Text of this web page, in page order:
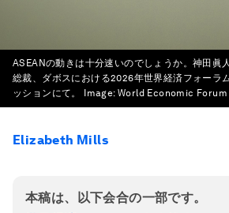
ASEANの動きは十分速いのでしょうか。神田眞
総裁、ダボスにおける2026年世界経済フォーラ
ッションにて。
Image:World Economic Forum
Elizabeth Mills
本稿は、以下会合の一部です。